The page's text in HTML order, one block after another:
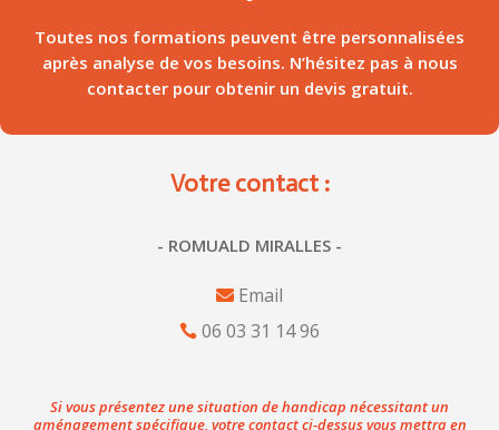
Toutes nos formations peuvent être personnalisées
après analyse de vos besoins. N’hésitez pas à nous
contacter pour obtenir un devis gratuit.
Votre contact :
- ROMUALD MIRALLES -
Email
06 03 31 14 96
Si vous présentez une situation de handicap nécessitant un
aménagement spécifique, votre contact ci-dessus vous mettra en